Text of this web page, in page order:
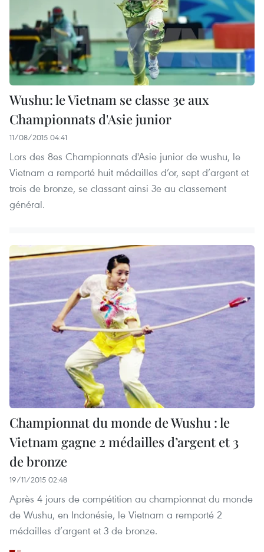
Wushu: le Vietnam se classe 3e aux
Championnats d'Asie junior
11/08/2015 04:41
Lors des 8es Championnats d'Asie junior de wushu, le
Vietnam a remporté huit médailles d’or, sept d’argent et
trois de bronze, se classant ainsi 3e au classement
général.
Championnat du monde de Wushu : le
Vietnam gagne 2 médailles d’argent et 3
de bronze
19/11/2015 02:48
Après 4 jours de compétition au championnat du monde
de Wushu, en Indonésie, le Vietnam a remporté 2
médailles d’argent et 3 de bronze.